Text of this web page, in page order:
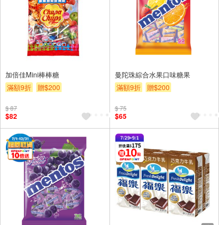
加倍佳Mini棒棒糖
滿額9折
贈$200
$ 87
$82
曼陀珠綜合水果口味糖果
滿額9折
贈$200
$ 75
$65